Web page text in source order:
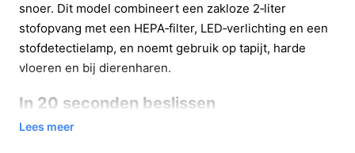
snoer. Dit model combineert een zakloze 2‑liter
stofopvang met een HEPA‑filter, LED‑verlichting en een
stofdetectielamp, en noemt gebruik op tapijt, harde
vloeren en bij dierenharen.
In 20 seconden beslissen
Kopen als:
Lees meer